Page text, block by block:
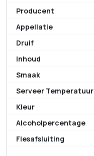
Producent
Appellatie
Druif
Inhoud
Smaak
Serveer Temperatuur
Kleur
Alcoholpercentage
Flesafsluiting